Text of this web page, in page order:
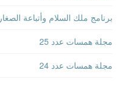
برنامج ملك السلام وأتباعة الصغار
مجلة همسات عدد 25
مجلة همسات عدد 24